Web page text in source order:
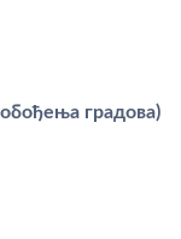
градова)